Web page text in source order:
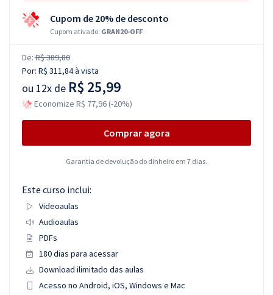
Cupom de 20% de desconto
Cupom ativado: GRAN20-OFF
De: R$ 389,80
Por: R$ 311,84à vista
ou 12x de R$ 25,99
Economize R$ 77,96 (-20%)
Comprar agora
Garantia de devolução do dinheiro em 7 dias.
Este curso inclui:
Videoaulas
Audioaulas
PDFs
180 dias para acessar
Download ilimitado das aulas
Acesso no Android, iOS, Windows e Mac